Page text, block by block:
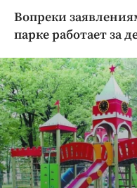
Культура
Образование
Общество
Погода
Праздники
Вопреки
парке работает за